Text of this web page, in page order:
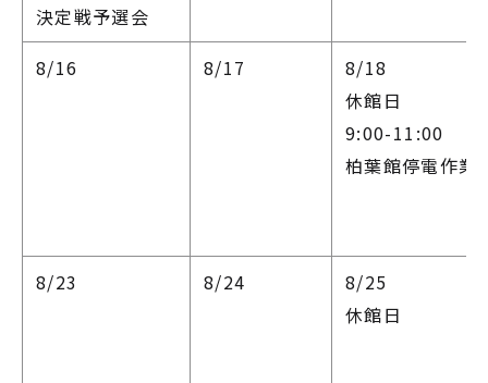
決定戦予選会
8/16 8/17
8/18
休館日
9:00-11:00
柏葉館停電作業
8/23 8/24
8/25
休館日